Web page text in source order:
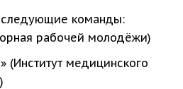
следующие команды:
рабочей молодёжи)
(Институт медицинского